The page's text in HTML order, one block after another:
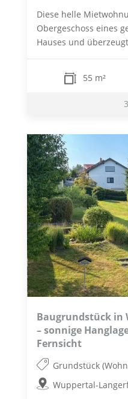
Diese helle
Obergeschoss eines
Hauses und
55 m²
Baugrundstück in
– sonnige
Fernsicht
Grundstück
Wuppertal-